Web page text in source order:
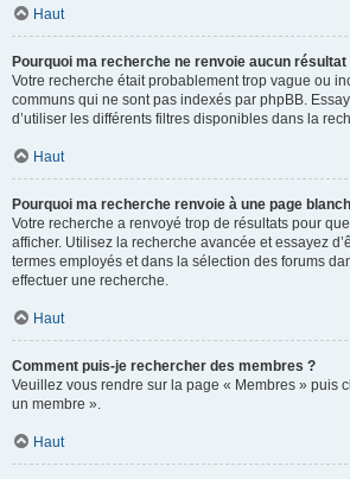
Haut
Pourquoi ma recherche ne renvoie aucun résultat
Votre recherche était probablement trop vague ou
communs qui ne sont pas indexés par phpBB.
d’utiliser les différents filtres disponibles dans la
Haut
Pourquoi ma recherche renvoie à une page
Votre recherche a renvoyé trop de résultats pour
afficher. Utilisez la recherche avancée et essayez
termes employés et dans la sélection des forums
effectuer une recherche.
Haut
Comment puis-je rechercher des membres ?
Veuillez vous rendre sur la page « Membres » puis
un membre ».
Haut